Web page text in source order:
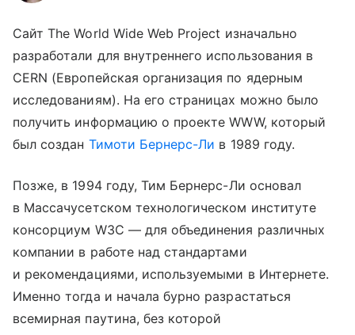
Сайт The World Wide Web Project изначально
разработали для внутреннего использования в
CERN (Европейская организация по ядерным
исследованиям). На его страницах можно было
получить информацию о проекте WWW, который
был создан Тимоти Бернерс-Ли в 1989 году.
Позже, в 1994 году, Тим Бернерс-Ли основал
в Массачусетском технологическом институте
консорциум W3C — для объединения различных
компании в работе над стандартами
и рекомендациями, используемыми в Интернете.
Именно тогда и начала бурно разрастаться
всемирная паутина, без которой